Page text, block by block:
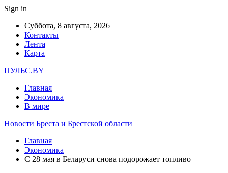
Sign in
Суббота, 8 августа, 2026
Контакты
Лента
Карта
ПУЛЬС.BY
Главная
Экономика
В мире
Новости Бреста и Брестской области
Главная
Экономика
С 28 мая в Беларуси снова подорожает топливо